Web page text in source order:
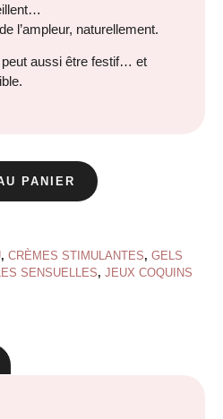
l’ampleur, naturellement.
aussi être festif… et
PANIER
, CRÈMES STIMULANTES, GELS
SENSUELLES, JEUX COQUINS